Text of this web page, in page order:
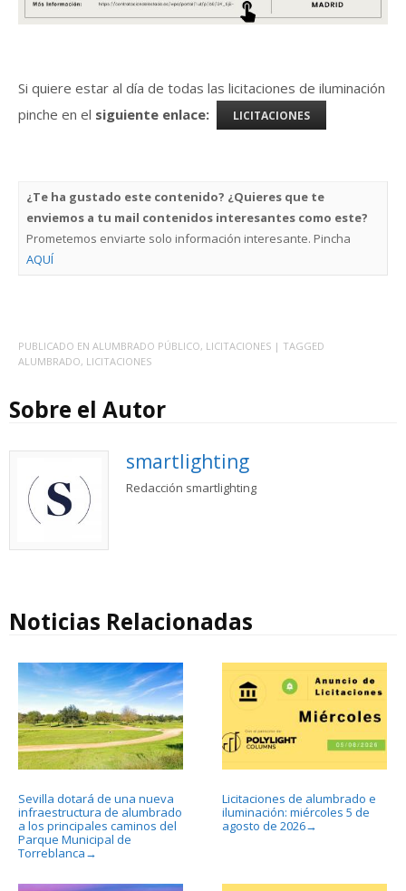
Si quiere estar al día de todas las licitaciones de iluminación
pinche en el siguiente enlace: LICITACIONES
¿Te ha gustado este contenido? ¿Quieres que te
enviemos a tu mail contenidos interesantes como este?
Prometemos enviarte solo información interesante. Pincha
AQUÍ
PUBLICADO EN ALUMBRADO PÚBLICO, LICITACIONES | TAGGED
ALUMBRADO, LICITACIONES
Sobre el Autor
smartlighting
Redacción smartlighting
Noticias Relacionadas
Sevilla dotará de una nueva
infraestructura de alumbrado
a los principales caminos del
Parque Municipal de
Torreblanca →
Licitaciones de alumbrado e
iluminación: miércoles 5 de
agosto de 2026→